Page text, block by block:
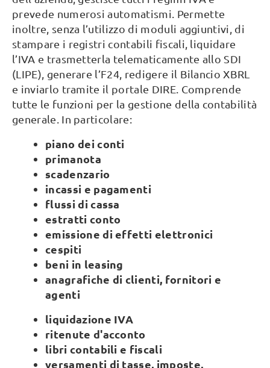
prevede numerosi automatismi. Permette
inoltre, senza l’utilizzo di moduli aggiuntivi, di
stampare i registri contabili fiscali, liquidare
l’IVA e trasmetterla telematicamente allo SDI
(LIPE), generare l’F24, redigere il Bilancio XBRL
e inviarlo tramite il portale DIRE. Comprende
tutte le funzioni per la gestione della contabilità
generale. In particolare:
piano dei conti
primanota
scadenzario
incassi e pagamenti
flussi di cassa
estratti conto
emissione di effetti elettronici
cespiti
beni in leasing
anagrafiche di clienti, fornitori e
agenti
liquidazione IVA
ritenute d'acconto
libri contabili e fiscali
versamenti di tasse, imposte,